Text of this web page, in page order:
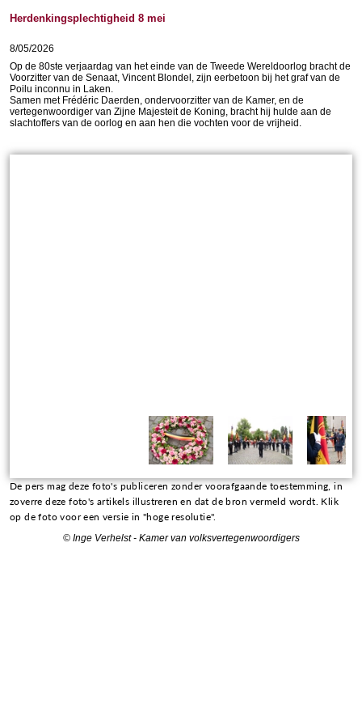
Herdenkingsplechtigheid 8 mei
8/05/2026
Op de 80ste verjaardag van het einde van de Tweede Wereldoorlog bracht de
Voorzitter van de Senaat, Vincent Blondel, zijn eerbetoon bij het graf van de
Poilu inconnu in Laken.
Samen met Frédéric Daerden, ondervoorzitter van de Kamer, en de
vertegenwoordiger van Zijne Majesteit de Koning, bracht hij hulde aan de
slachtoffers van de oorlog en aan hen die vochten voor de vrijheid.
De pers mag deze foto's publiceren zonder voorafgaande toestemming, in
zoverre deze foto's artikels illustreren en dat de bron vermeld wordt. Klik
op de foto voor een versie in "hoge resolutie".
© Inge Verhelst - Kamer van volksvertegenwoordigers